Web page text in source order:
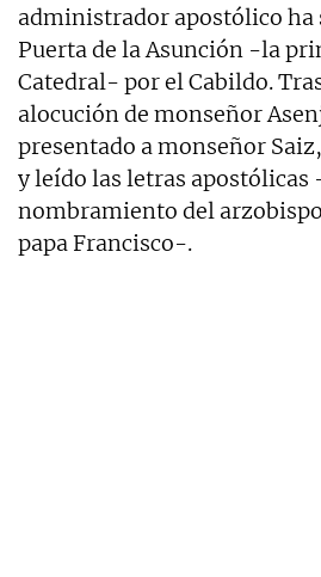
administrador apostólico ha
Puerta de la Asunción -la
Catedral- por el Cabildo.
alocución de monseñor
presentado a monseñor
y leído las letras apostólicas
nombramiento del
papa Francisco-.